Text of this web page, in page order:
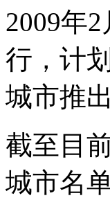
2009年
行，计
城市推
截至目
城市名